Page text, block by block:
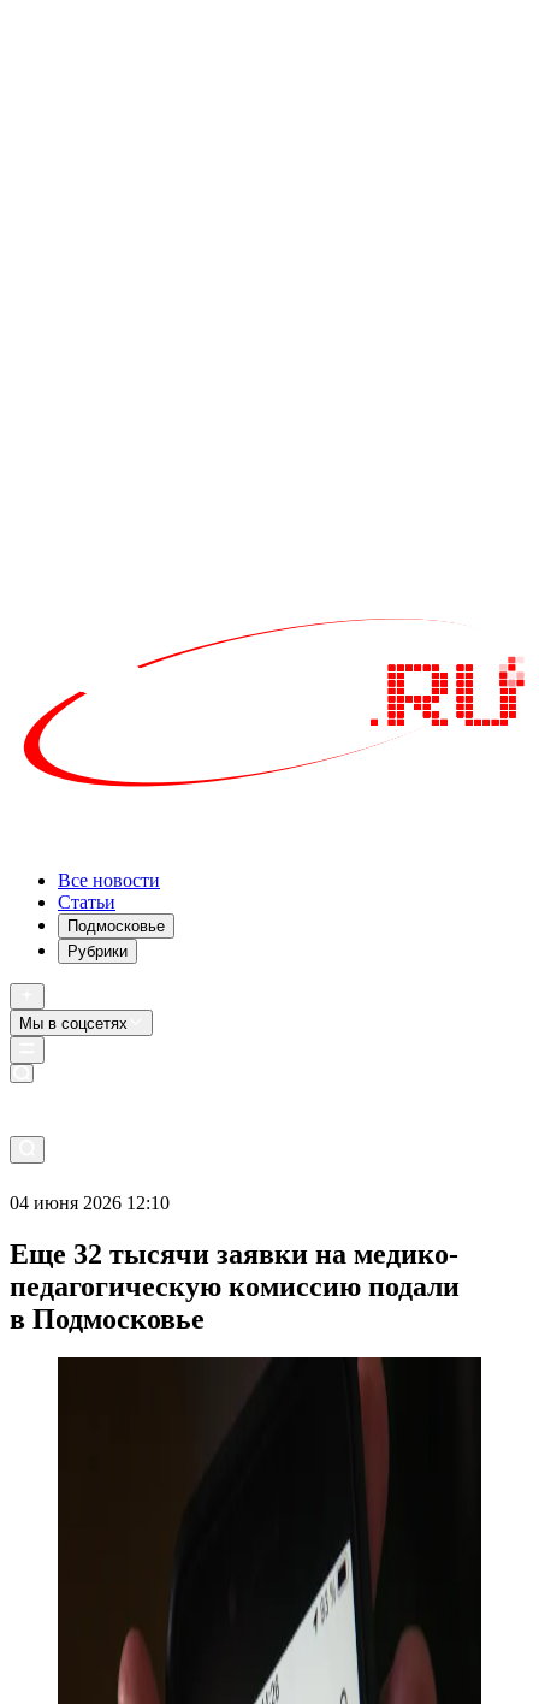
Все новости
Статьи
Подмосковье
Рубрики
Мы в соцсетях
04 июня 2026 12:10
Еще 32 тысячи заявки на медико-
педагогическую комиссию подали
в Подмосковье